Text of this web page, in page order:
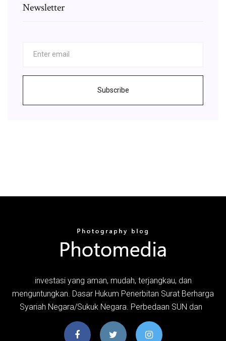
Newsletter
Subscribe
investasi yang aman, mudah, terjangkau, dan
menguntungkan. Dasar Hukum Penerbitan Surat Berharga
Syariah Negara/Sukuk Negara. Perbedaan SUN dan